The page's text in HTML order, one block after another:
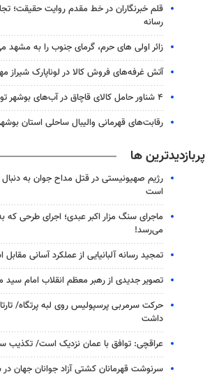
قلم خبرنگاران در خط مقدم روایت حقیقت؛
رسانه
زائر اولی های حرم، گرمای جنوب را به مشهد
آتش غرفه‌های فروش کالا در لوناپارک شیراز
۴ شناور حامل کالای قاچاق در آب‌های بوشهر توقیف شد
رقابت‌های قهرمانی والیبال ساحلی استان
پربازدیدترین ها
رژیم صهیونیستی در قتل مداح جوان به
است
ماجرای سنگ مزار اکبر عبدی؛ اجرای طرحی که
می‌رسد!
تمجید رسانه آلبانیایی از عملکرد آسانی
تصویر جدیدی از رهبر معظم انقلاب امام سید
حرکت سرمربی پرسپولیس روی لبه پرتگاه/
داشت
عراقچی: توافق با عمان نزدیک است/ تکذیب سهم ۱۱ درصدی ایران
سرنوشت قهرمانان کشتی آزاد جوانان جهان در سال